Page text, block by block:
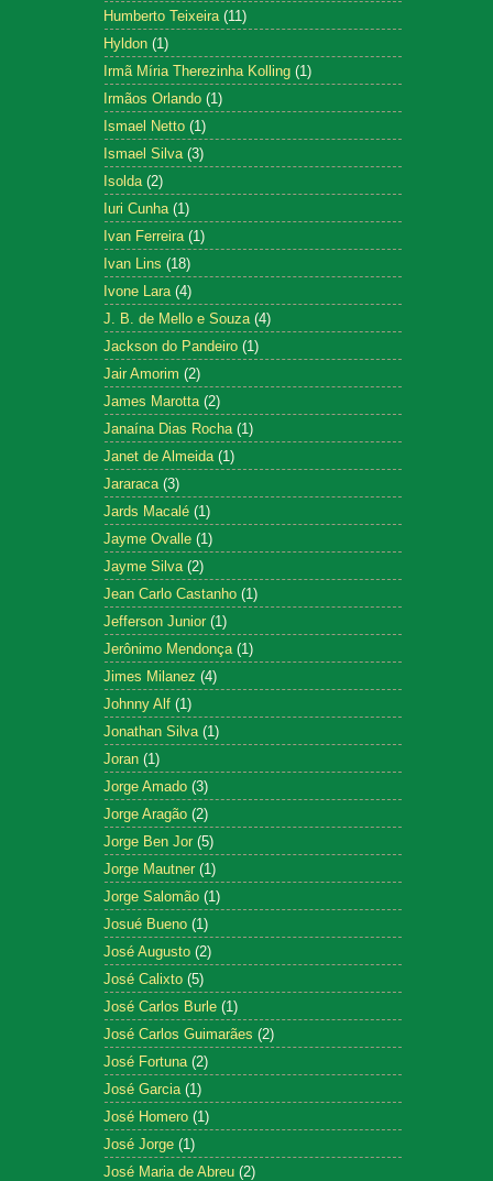
Humberto Teixeira (11)
Hyldon (1)
Irmã Míria Therezinha Kolling (1)
Irmãos Orlando (1)
Ismael Netto (1)
Ismael Silva (3)
Isolda (2)
Iuri Cunha (1)
Ivan Ferreira (1)
Ivan Lins (18)
Ivone Lara (4)
J. B. de Mello e Souza (4)
Jackson do Pandeiro (1)
Jair Amorim (2)
James Marotta (2)
Janaína Dias Rocha (1)
Janet de Almeida (1)
Jararaca (3)
Jards Macalé (1)
Jayme Ovalle (1)
Jayme Silva (2)
Jean Carlo Castanho (1)
Jefferson Junior (1)
Jerônimo Mendonça (1)
Jimes Milanez (4)
Johnny Alf (1)
Jonathan Silva (1)
Joran (1)
Jorge Amado (3)
Jorge Aragão (2)
Jorge Ben Jor (5)
Jorge Mautner (1)
Jorge Salomão (1)
Josué Bueno (1)
José Augusto (2)
José Calixto (5)
José Carlos Burle (1)
José Carlos Guimarães (2)
José Fortuna (2)
José Garcia (1)
José Homero (1)
José Jorge (1)
José Maria de Abreu (2)